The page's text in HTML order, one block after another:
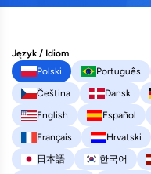
Język / Idiom
Polski
Português
Čeština
Dansk
English
Español
Français
Hrvatski
日本語
한국어